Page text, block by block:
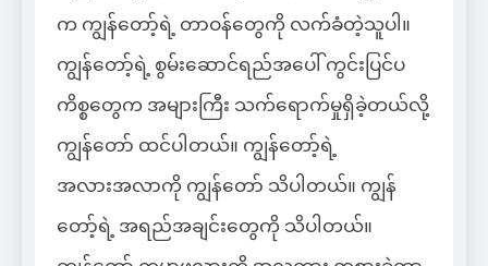
က ကျွန်တော့်ရဲ့ တာဝန်တွေကို လက်ခံတဲ့သူပါ။
ကျွန်တော့်ရဲ့ စွမ်းဆောင်ရည်အပေါ် ကွင်းပြင်ပ
ကိစ္စတွေက အများကြီး သက်ရောက်မှုရှိခဲ့တယ်လို့
ကျွန်တော် ထင်ပါတယ်။ ကျွန်တော့်ရဲ့
အလားအလာကို ကျွန်တော် သိပါတယ်။ ကျွန်
တော့်ရဲ့ အရည်အချင်းတွေကို သိပါတယ်။